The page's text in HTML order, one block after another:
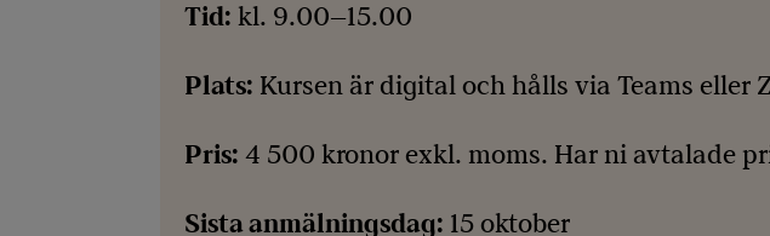
Tid: kl. 9.00–15.00
Plats: Kursen är digital och hålls via Teams
Pris: 4 500 kronor exkl. moms. Har ni avtalade
Sista anmälningsdag: 15 oktober